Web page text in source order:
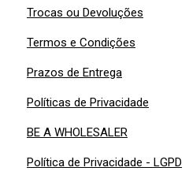
Trocas ou Devoluções
Termos e Condições
Prazos de Entrega
Políticas de Privacidade
BE A WHOLESALER
Política de Privacidade - LGPD